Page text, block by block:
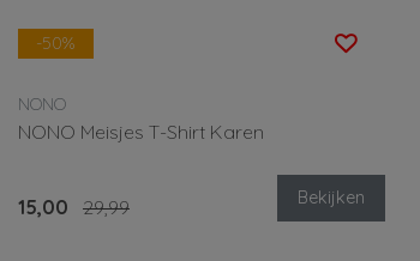
-50%
NONO
NONO Meisjes T-Shirt Karen
15,00 29,99 Bekijken